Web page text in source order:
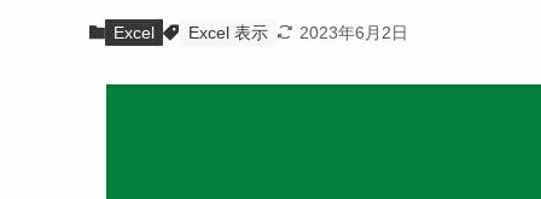
Excel Excel 表示 2023年6月2日